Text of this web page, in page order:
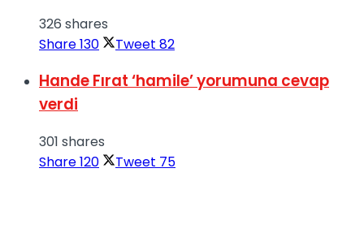
326 shares
Share130 Tweet 82
Hande Fırat ‘hamile’ yorumuna cevap
verdi
301 shares
Share120 Tweet 75